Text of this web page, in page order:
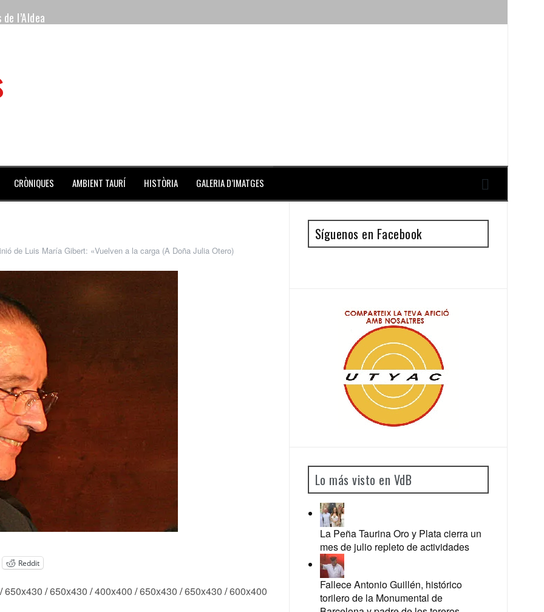
l’Aldea
de la Monumental de Barcelona y padre de los toreros Enrique y Antonio Guillén
de la noche y Ventura pone el Coliseo Balear en pie
CRÒNIQUES AMBIENT TAURÍ HISTÒRIA GALERIA D’IMATGES
de Luis María Gibert: «Vuelven a la carga (A Doña Julia Otero)
Reddit
/650x430 /650x430 /400x400 /650x430 /650x430 /600x400
Síguenos en Facebook
Lo más visto en VdB
La Peña Taurina Oro y Plata cierra un
mes de julio repleto de actividades
Fallece Antonio Guillén, histórico
torilero de la Monumental de